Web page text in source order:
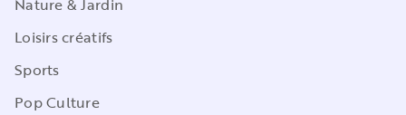
Nature & Jardin
Loisirs créatifs
Sports
Pop Culture